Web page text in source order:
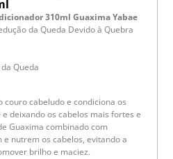
310ml Guaxima Yabae
da Queda Devido à Quebra
Queda
couro cabeludo e condiciona os
deixando os cabelos mais fortes e
Guaxima combinado com
nutrem os cabelos, evitando a
brilho e maciez.